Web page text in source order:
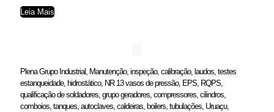
Leia Mais
Plena Grupo Industrial, Manutenção, inspeção, calibração, laudos, testes
estanqueidade, hidrostático, NR 13 vasos de pressão, EPS, RQPS,
qualificação de soldadores, grupo geradores, compressores, cilindros,
comboios, tanques, autoclaves, caldeiras, boilers, tubulações, Uruaçu,